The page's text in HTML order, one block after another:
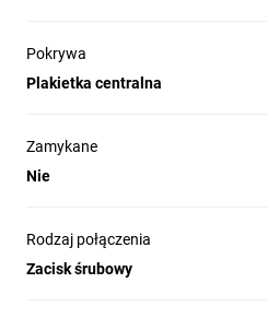
Pokrywa
Plakietka centralna
Zamykane
Nie
Rodzaj połączenia
Zacisk śrubowy